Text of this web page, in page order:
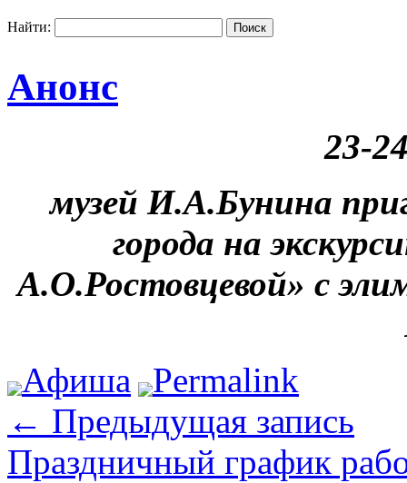
Найти:
Анонс
23-
музей И.А.Бунина
города на
А.О.Ростовцевой» с
Афиша
Permalink
← Предыдущая запись
Праздничный график